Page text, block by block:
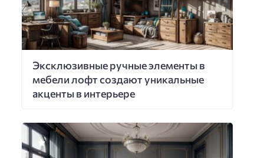
Эксклюзивные ручные элементы в
мебели лофт создают уникальные
акценты в интерьере